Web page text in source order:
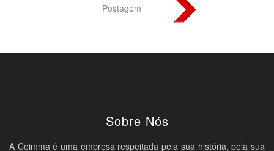
Postagem
Sobre Nós
A Coimma é uma empresa respeitada pela sua história, pela sua